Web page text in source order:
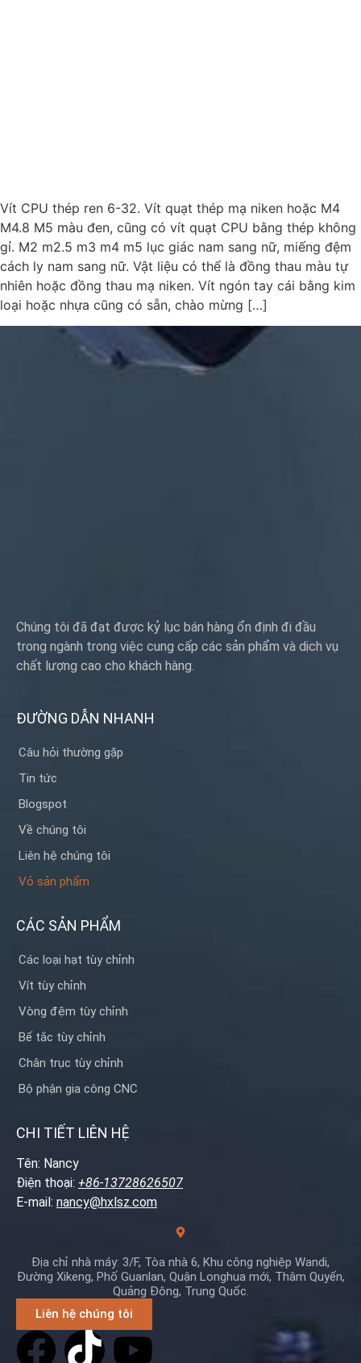
Vít CPU thép ren 6-32. Vít quạt thép mạ niken hoặc M4
M4.8 M5 màu đen, cũng có vít quạt CPU bằng thép không
gỉ. M2 m2.5 m3 m4 m5 lục giác nam sang nữ, miếng đệm
cách ly nam sang nữ. Vật liệu có thể là đồng thau màu tự
nhiên hoặc đồng thau mạ niken. Vít ngón tay cái bằng kim
loại hoặc nhựa cũng có sẵn, chào mừng […]
Chúng tôi đã đạt được kỷ lục bán hàng ổn định đi đầu
trong ngành trong việc cung cấp các sản phẩm và dịch vụ
chất lượng cao cho khách hàng.
ĐƯỜNG DẪN NHANH
Câu hỏi thường gặp
Tin tức
Blogspot
Về chúng tôi
Liên hệ chúng tôi
Vỏ sản phẩm
CÁC SẢN PHẨM
Các loại hạt tùy chỉnh
Vít tùy chỉnh
Vòng đệm tùy chỉnh
Bế tắc tùy chỉnh
Chân trục tùy chỉnh
Bộ phận gia công CNC
CHI TIẾT LIÊN HỆ
Tên: Nancy
Điện thoại: +86-13728626507
E-mail: nancy@hxlsz.com
Địa chỉ nhà máy: 3/F, Tòa nhà 6, Khu công nghiệp Wandi,
Đường Xikeng, Phố Guanlan, Quận Longhua mới, Thâm Quyến,
Quảng Đông, Trung Quốc.
Liên hệ chúng tôi